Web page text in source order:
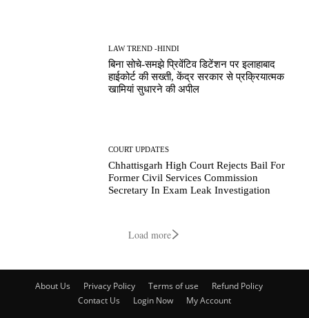
LAW TREND -HINDI
बिना सोचे-समझे प्रिवेंटिव डिटेंशन पर इलाहाबाद
हाईकोर्ट की सख्ती, केंद्र सरकार से प्रक्रियात्मक
खामियां सुधारने की अपील
COURT UPDATES
Chhattisgarh High Court Rejects Bail For
Former Civil Services Commission
Secretary In Exam Leak Investigation
Load more
About Us Privacy Policy Terms of use
Refund Policy
Contact Us
Login Now My Account